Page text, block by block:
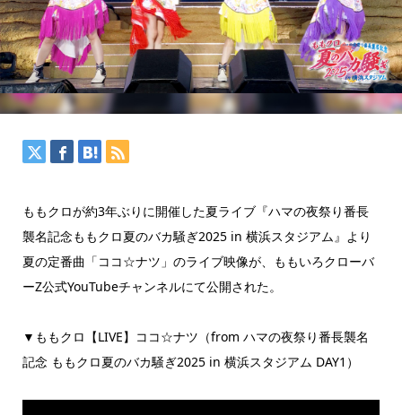
ももクロが約3年ぶりに開催した夏ライブ『ハマの夜祭り番長
襲名記念ももクロ夏のバカ騒ぎ2025 in 横浜スタジアム』より
夏の定番曲「ココ☆ナツ」のライブ映像が、ももいろクローバ
ーZ公式YouTubeチャンネルにて公開された。
▼ももクロ【LIVE】ココ☆ナツ（from ハマの夜祭り番長襲名
記念 ももクロ夏のバカ騒ぎ2025 in 横浜スタジアム DAY1）